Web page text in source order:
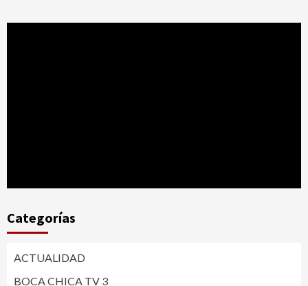
Categorías
ACTUALIDAD
BOCA CHICA TV 3